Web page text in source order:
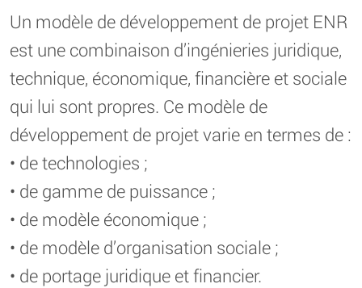
Un modèle de développement de projet ENR
est une combinaison d’ingénieries juridique,
technique, économique, financière et sociale
qui lui sont propres. Ce modèle de
développement de projet varie en termes de :
• de technologies ;
• de gamme de puissance ;
• de modèle économique ;
• de modèle d’organisation sociale ;
• de portage juridique et financier.